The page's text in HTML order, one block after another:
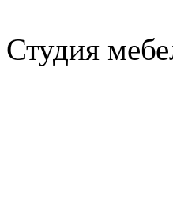
Студия